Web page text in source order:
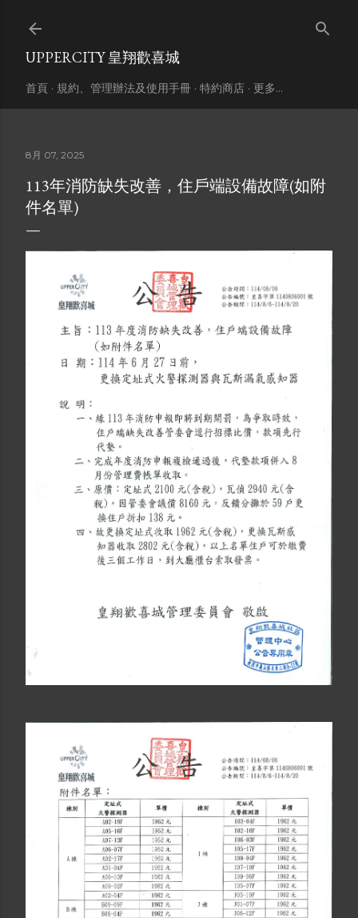
UPPERCITY 皇翔歡喜城
首頁 規約、管理辦法及使用手冊 特約商店 更多…
8月 07, 2025
113年消防缺失改善，住戶端設備故障(如附
件名單)